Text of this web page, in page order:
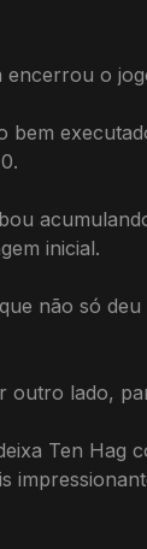
encerrou o
bem
inicial.
não só
outro lado,
Ten Hag